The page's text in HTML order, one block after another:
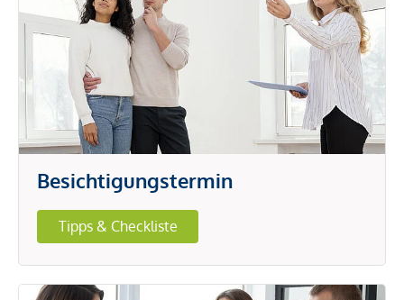
Besichtigungstermin
Tipps & Checkliste